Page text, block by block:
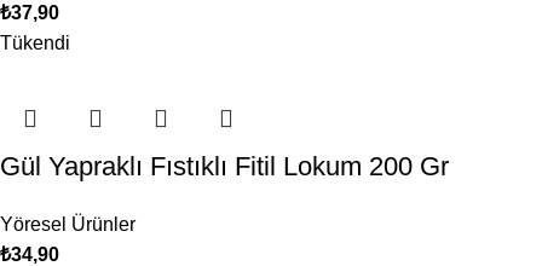
₺37,90
Tükendi
Gül Yapraklı Fıstıklı Fitil Lokum 200 Gr
Yöresel Ürünler
₺34,90